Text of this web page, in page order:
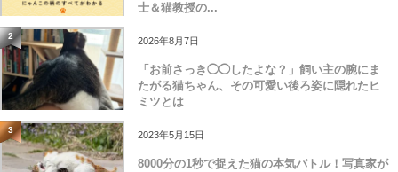
士＆猫教授の...
2 2026年8月7日
「お前さっき◯◯したよな？」飼い主の腕にま
たがる猫ちゃん、その可愛い後ろ姿に隠れたヒ
ミツとは
3 2023年5月15日
8000分の1秒で捉えた猫の本気バトル！写真家が